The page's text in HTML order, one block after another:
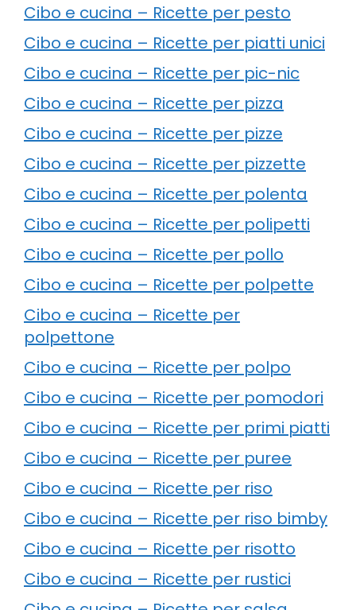
Cibo e cucina – Ricette per pesto
Cibo e cucina – Ricette per piatti unici
Cibo e cucina – Ricette per pic-nic
Cibo e cucina – Ricette per pizza
Cibo e cucina – Ricette per pizze
Cibo e cucina – Ricette per pizzette
Cibo e cucina – Ricette per polenta
Cibo e cucina – Ricette per polipetti
Cibo e cucina – Ricette per pollo
Cibo e cucina – Ricette per polpette
Cibo e cucina – Ricette per
polpettone
Cibo e cucina – Ricette per polpo
Cibo e cucina – Ricette per pomodori
Cibo e cucina – Ricette per primi piatti
Cibo e cucina – Ricette per puree
Cibo e cucina – Ricette per riso
Cibo e cucina – Ricette per riso bimby
Cibo e cucina – Ricette per risotto
Cibo e cucina – Ricette per rustici